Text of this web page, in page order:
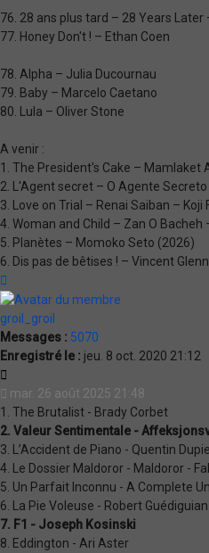
76. 28 ans plus tard – 28 Years Later
77. Honey Don't ! – Ethan Coen
78. Alpha – Julia Ducournau
79. Baby – Marcelo Caetano
80. Lula – Oliver Stone
A venir :
1. The President's Cake – Mamlaket
2. L'Agent secret – O Agente
3. Love on Trial – Renai Saiban – Koji
4. Woman and Child – Zan O
5. Planètes – Momoko Seto (2026)
6. Dis pas de bêtises ! – Vincent
groil_groil
Messages : 5070
Enregistré le : jeu. 8 oct. 2020 21:12
mar. 26 août 2025 21:48
1. The Brutalist - Brady Corbet
2. Valeur Sentimentale -
3. L’Accident de Piano - Quentin
4. Le Dossier Maldoror - Maldoror -
5. Un Parfait Inconnu - A Complete
6. La Pie Voleuse - Robert Guédiguian
7. F1 - Joseph Kosinski
8. Eddington - Ari Aster